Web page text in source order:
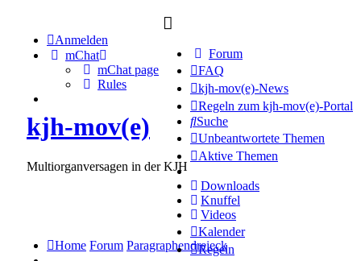
Forum
FAQ
kjh-mov(e)-News
Regeln zum kjh-mov(e)-Portal
Suche
Unbeantwortete Themen
Aktive Themen
Downloads
Knuffel
Videos
Kalender
Regeln
Anmelden
mChat
mChat page
Rules
kjh-mov(e)
Multiorganversagen in der KJH
Home Forum Paragraphendreieck